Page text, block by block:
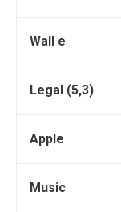
Wall e
Legal (5,3)
Apple
Music